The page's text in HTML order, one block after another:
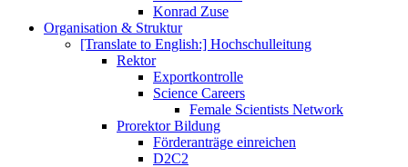
Konrad Zuse
Organisation & Struktur
[Translate to English:] Hochschulleitung
Rektor
Exportkontrolle
Science Careers
Female Scientists Network
Prorektor Bildung
Förderanträge einreichen
D2C2